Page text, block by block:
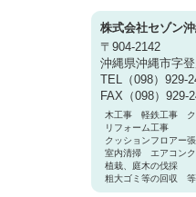
株式会社セゾン
〒904-2142
沖縄県沖縄市字
TEL（098）929-
FAX（098）929-
木工事 軽鉄工事 ク
リフォーム工事
クッションフロアー張
室内清掃 エアコンク
植栽、庭木の伐採
粗大ゴミ等の回収 等